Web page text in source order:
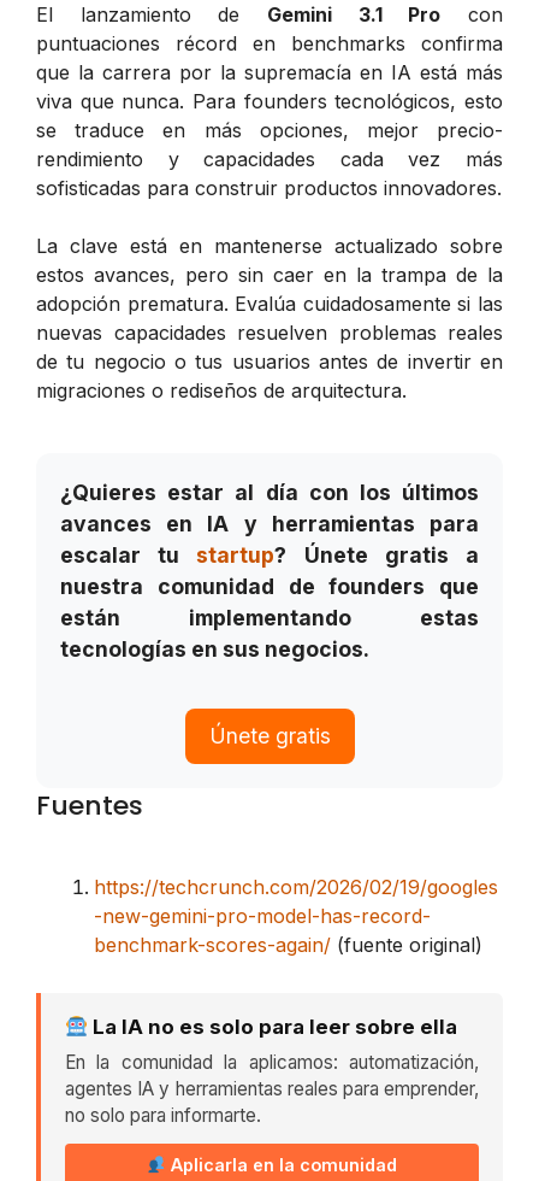
El lanzamiento de Gemini 3.1 Pro con
puntuaciones récord en benchmarks confirma
que la carrera por la supremacía en IA está más
viva que nunca. Para founders tecnológicos, esto
se traduce en más opciones, mejor precio-
rendimiento y capacidades cada vez más
sofisticadas para construir productos innovadores.
La clave está en mantenerse actualizado sobre
estos avances, pero sin caer en la trampa de la
adopción prematura. Evalúa cuidadosamente si las
nuevas capacidades resuelven problemas reales
de tu negocio o tus usuarios antes de invertir en
migraciones o rediseños de arquitectura.
¿Quieres estar al día con los últimos
avances en IA y herramientas para
escalar tustartup? Únete gratis a
nuestra comunidad de founders que
están implementando estas
tecnologías en sus negocios.
Únete gratis
Fuentes
https://techcrunch.com/2026/02/19/googles
-new-gemini-pro-model-has-record-
benchmark-scores-again/ (fuente original)
La IA no es solo para leer sobre ella
En la comunidad la aplicamos: automatización,
agentes IA y herramientas reales para emprender,
no solo para informarte.
Aplicarla en la comunidad